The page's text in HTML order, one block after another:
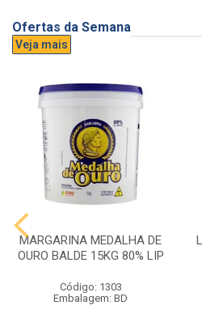
Ofertas da Semana
Veja mais
MARGARINA MEDALHA DE
OURO BALDE 15KG 80% LIP
Código: 1303
Embalagem: BD